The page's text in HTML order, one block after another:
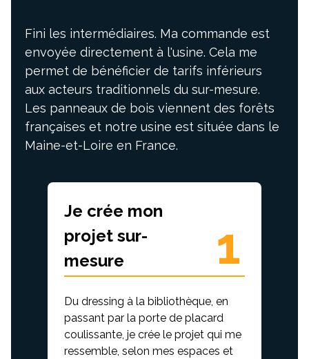
Fini les intermédiaires. Ma commande est
envoyée directement à l'usine. Cela me
permet de bénéficier de tarifs inférieurs
aux acteurs traditionnels du sur-mesure.
Les panneaux de bois viennent des forêts
françaises et notre usine est située dans le
Maine-et-Loire en France.
1
Je crée mon
projet sur-
mesure
Du dressing à la bibliothèque, en
passant par la porte de placard
coulissante, je crée le projet qui me
ressemble, selon mes espaces et